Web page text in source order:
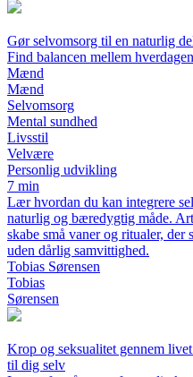
Gør selvomsorg til en naturlig
Find balancen mellem
Mænd
Mænd
Selvomsorg
Mental sundhed
Livsstil
Velvære
Personlig udvikling
7 min
Lær hvordan du kan integrere
naturlig og bæredygtig måde.
skabe små vaner og ritualer,
uden dårlig samvittighed.
Tobias Sørensen
Tobias
Sørensen
Krop og seksualitet gennem
til dig selv